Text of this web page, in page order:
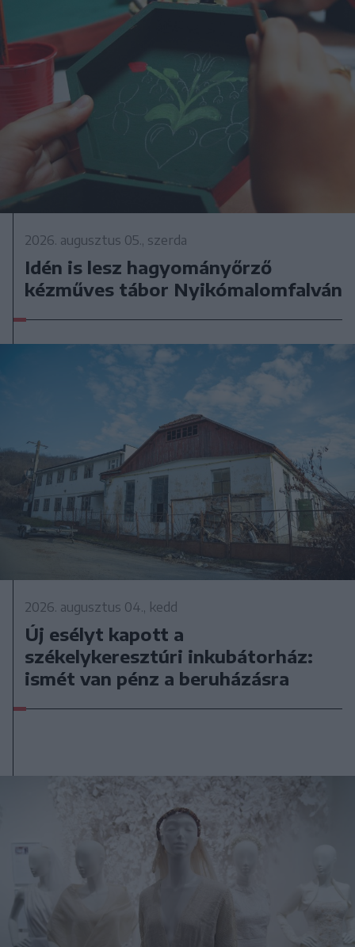
2026. augusztus 05., szerda
Idén is lesz hagyományőrző
kézműves tábor Nyikómalomfalván
2026. augusztus 04., kedd
Új esélyt kapott a
székelykeresztúri inkubátorház:
ismét van pénz a beruházásra